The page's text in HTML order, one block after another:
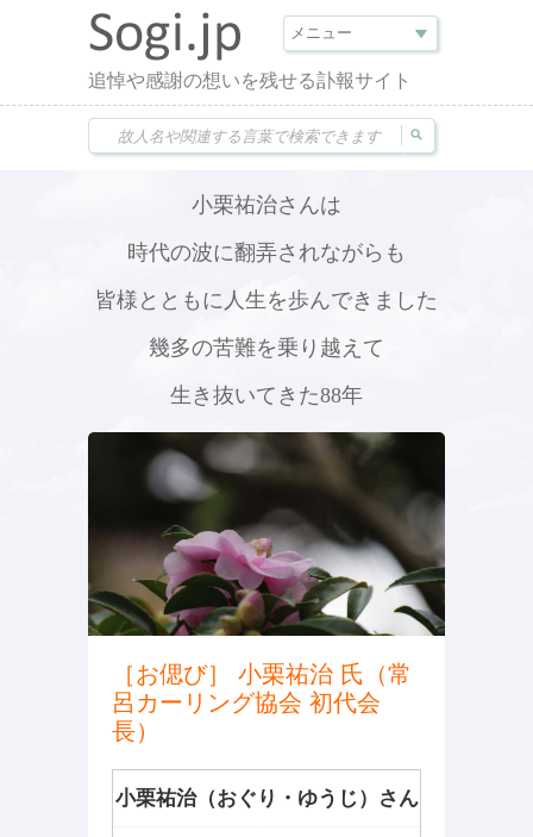
追悼や感謝の想いを残せる訃報サイト
小栗祐治さんは
時代の波に翻弄されながらも
皆様とともに人生を歩んできました
幾多の苦難を乗り越えて
生き抜いてきた88年
［お偲び］ 小栗祐治 氏（常
呂カーリング協会 初代会
長）
小栗祐治（おぐり・ゆうじ）さん